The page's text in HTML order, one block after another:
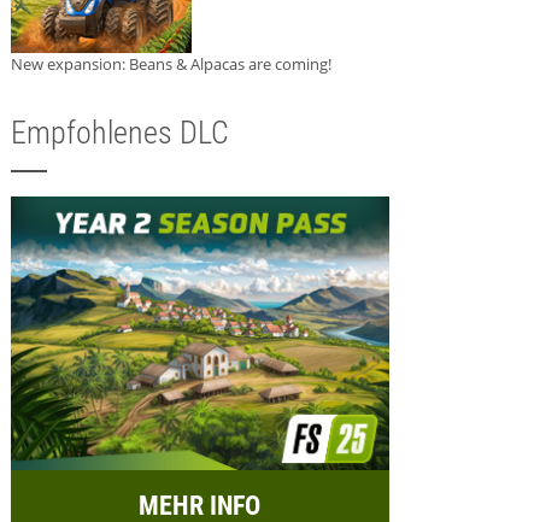
New expansion: Beans & Alpacas are coming!
Empfohlenes DLC
MEHR INFO